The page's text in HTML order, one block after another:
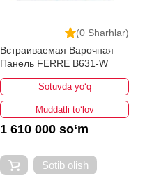
(0 Sharhlar)
Встраиваемая Варочная
Панель FERRE B631-W
Sotuvda yo‘q
Muddatli to‘lov
1 610 000 so‘m
Sotib olish